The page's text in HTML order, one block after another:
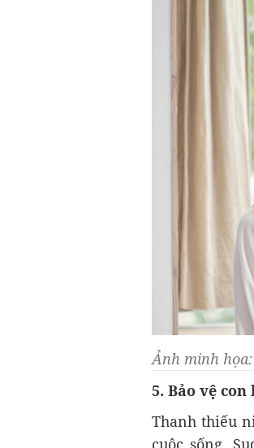
Ảnh minh
5. Bảo vệ
Thanh thiếu
cuộc sống.